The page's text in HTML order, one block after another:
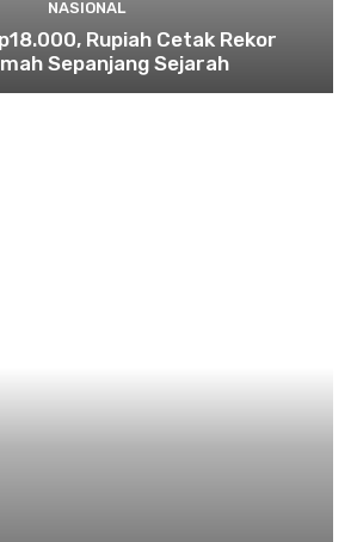
NASIONAL
Rupiah Cetak Rekor
Sepanjang Sejarah